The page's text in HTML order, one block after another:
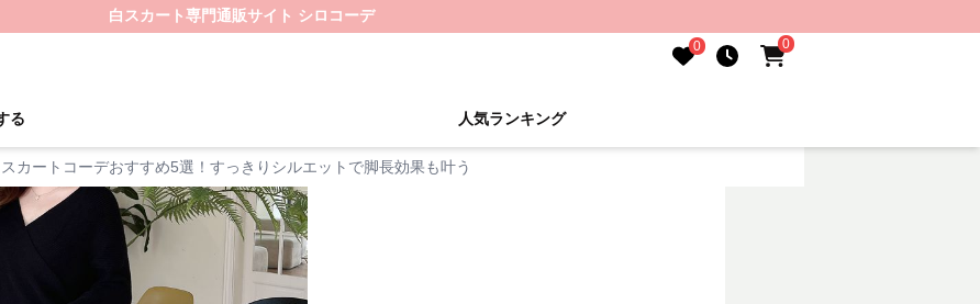
白スカート専門通販サイト シロコーデ
0 0
る 人気ランキング
カートコーデおすすめ5選！すっきりシルエットで脚長効果も叶う